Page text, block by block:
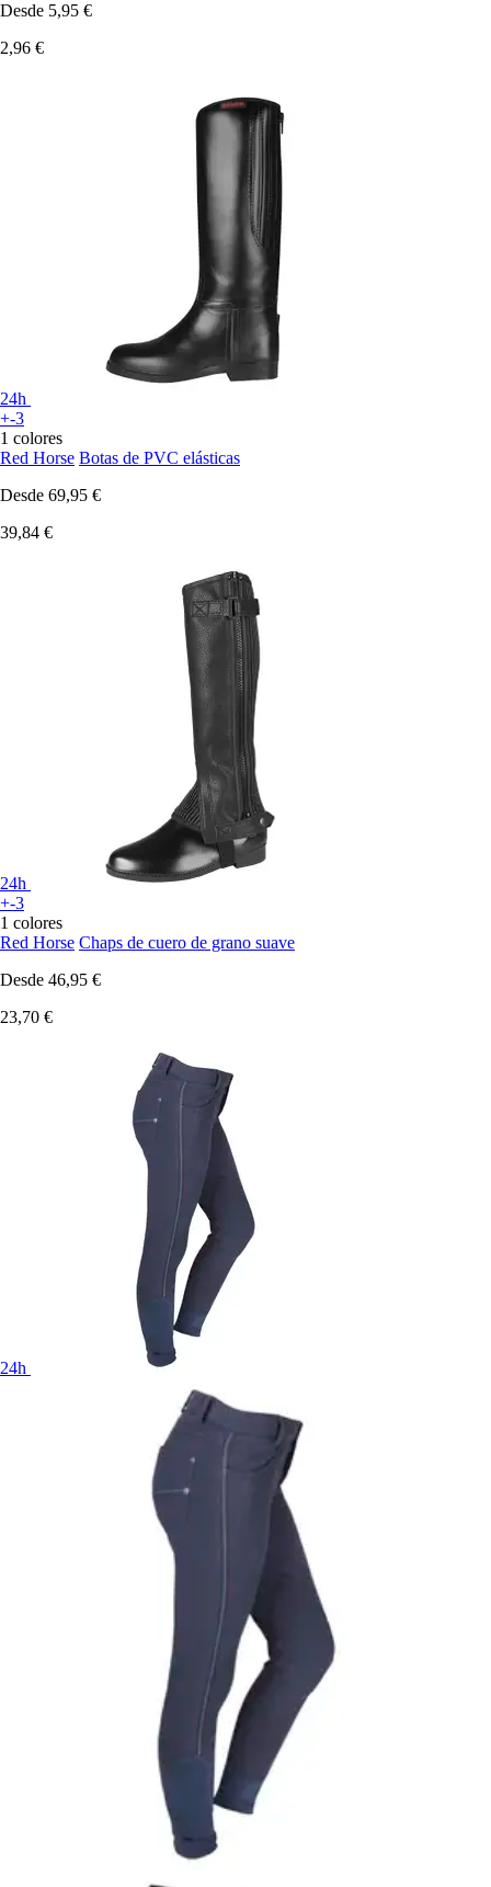
Desde 5,95 €
2,96 €
24h
+-3
1 colores
Red Horse Botas de PVC elásticas
Desde 69,95 €
39,84 €
24h
+-3
1 colores
Red Horse Chaps de cuero de grano suave
Desde 46,95 €
23,70 €
24h